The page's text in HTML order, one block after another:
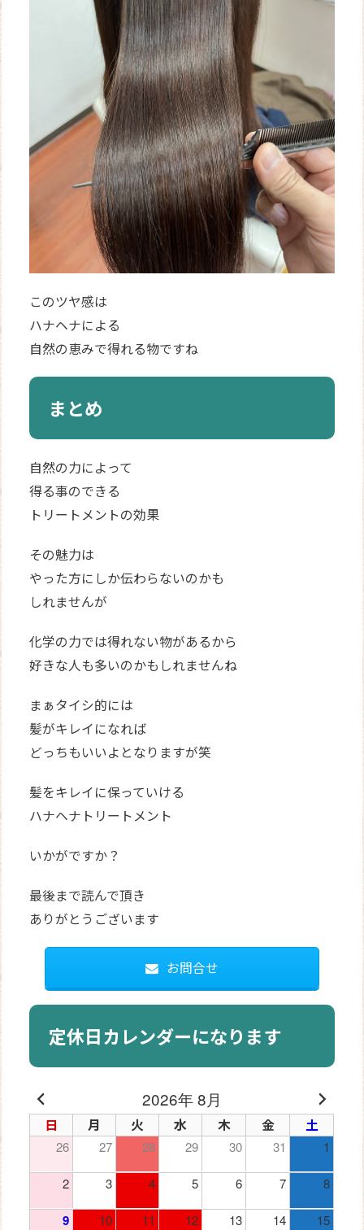
このツヤ感は
ハナヘナによる
自然の恵みで得れる物ですね
まとめ
自然の力によって
得る事のできる
トリートメントの効果
その魅力は
やった方にしか伝わらないのかも
しれませんが
化学の力では得れない物があるから
好きな人も多いのかもしれませんね
まぁタイシ的には
髪がキレイになれば
どっちもいいよとなりますが笑
髪をキレイに保っていける
ハナヘナトリートメント
いかがですか？
最後まで読んで頂き
ありがとうございます
お問合せ
定休日カレンダーになります
2026年 8月
日 月 火 水 木 金 土
26 27 28 29 30 31 1
2 3 4 5 6 7 8
9 10 11 12 13 14 15